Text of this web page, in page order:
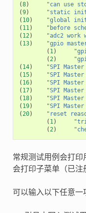
(8) "can use
(9) "static
( 10) "global
( 11)
"before
( 12) "adc2
( 13) "gpio
( 1)
(2)
( 14) "SPI
( 15) "SPI
( 16) "SPI
( 17)
"SPI
( 18)
"SPI
( 19) "SPI
(20) "reset
( 1)
(2)
常规测试用例会打
会打印子菜单（已注
可以输入以下任意一